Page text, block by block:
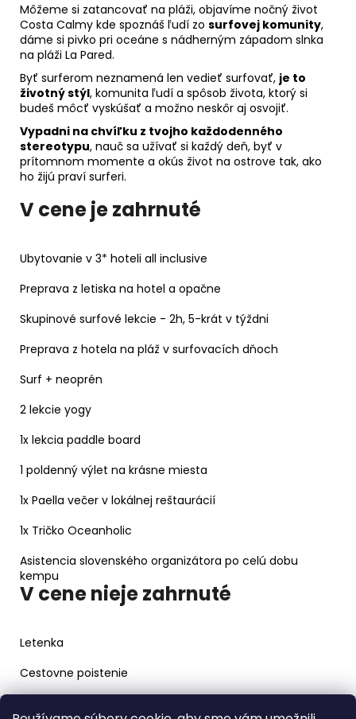
Môžeme si zatancovať na pláži, objavíme nočný život
Costa Calmy kde spoznáš ľudí zo surfovej komunity,
dáme si pivko pri oceáne s nádherným západom slnka
na pláži La Pared.
Byť surferom neznamená len vedieť surfovať, je to
životný stýl, komunita ľudí a spôsob života, ktorý si
budeš môcť vyskúšať a možno neskôr aj osvojiť.
Vypadni na chvíľku z tvojho každodenného
stereotypu, nauč sa užívať si každý deň, byť v
prítomnom momente a okús život na ostrove tak, ako
ho žijú praví surferi.
V cene je zahrnuté
Ubytovanie v 3* hoteli all inclusive
Preprava z letiska na hotel a opačne
Skupinové surfové lekcie - 2h, 5-krát v týždni
Preprava z hotela na pláž v surfovacích dňoch
Surf + neoprén
2 lekcie yogy
1x lekcia paddle board
1 poldenný výlet na krásne miesta
1x Paella večer v lokálnej reštaurácií
1x Tričko Oceanholic
Asistencia slovenského organizátora po celú dobu
kempu
V cene nieje zahrnuté
Letenka
Cestovne poistenie
Z